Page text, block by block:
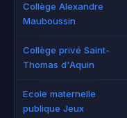
Collège Alexandre
Mauboussin
Collège privé Saint-
Thomas d'Aquin
Ecole maternelle
publique Jeux